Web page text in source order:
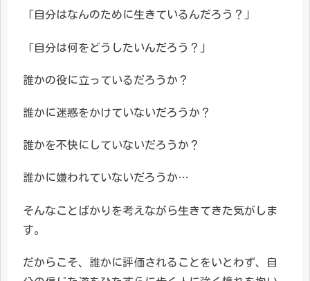
「自分はなんのために生きているんだろう？」
「自分は何をどうしたいんだろう？」
誰かの役に立っているだろうか？
誰かに迷惑をかけていないだろうか？
誰かを不快にしていないだろうか？
誰かに嫌われていないだろうか…
そんなことばかりを考えながら生きてきた気がしま
す。
だからこそ、誰かに評価されることをいとわず、自